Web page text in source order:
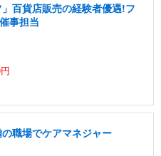
百貨店販売の経験者優遇!フ
事担当
職場でケアマネジャー